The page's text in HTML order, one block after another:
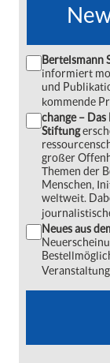
Bertelsmann
informiert
und
kommende
change –
Stiftung
großer
Themen der
Menschen,
weltweit.
Neues aus